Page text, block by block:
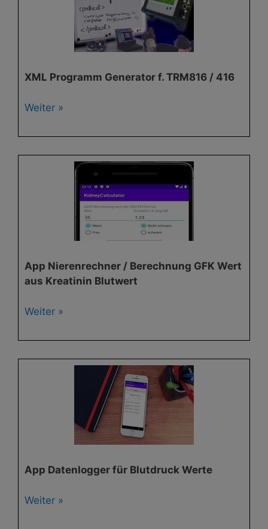
XML Programm Generator f. TRM816 / 416
Weiter »
App Nierenrechner / Berechnung GFK Wert
aus Kreatinin Blutwert
Weiter »
App Datenlogger für Blutdruck Werte
Weiter »